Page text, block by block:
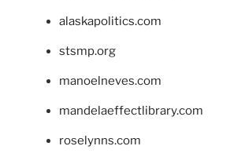
alaskapolitics.com
stsmp.org
manoelneves.com
mandelaeffectlibrary.com
roselynns.com